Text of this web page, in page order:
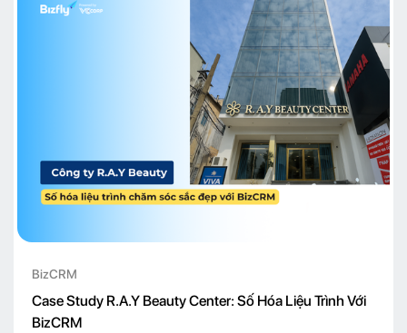
BizCRM
Case Study R.A.Y Beauty Center: Số Hóa Liệu Trình Với
BizCRM